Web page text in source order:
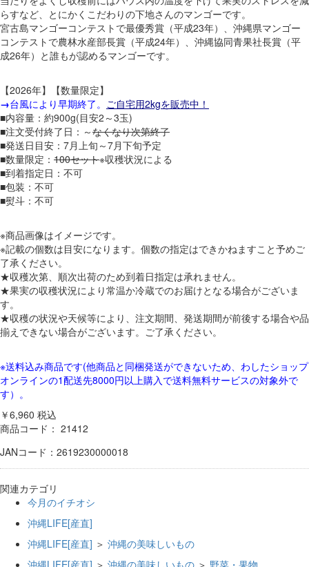
らすなど、とにかくこだわりの下地さんのマンゴーです。
宮古島マンゴーコンテストで最優秀賞（平成23年）、沖縄県マンゴー
コンテストで農林水産部長賞（平成24年）、沖縄協同青果社長賞（平
成26年）と誰もが認めるマンゴーです。
【2026年】【数量限定】
→台風により早期終了。 ご自宅用2kgを販売中！
■内容量：約900g(目安2～3玉)
■注文受付終了日：～なくなり次第終了
■発送日目安：7月上旬～7月下旬予定
■数量限定： 100セット※収穫状況による
■到着指定日：不可
■包装：不可
■熨斗：不可
※商品画像はイメージです。
※記載の個数は目安になります。個数の指定はできかねますこと予めご
了承ください。
★収穫次第、順次出荷のため到着日指定は承れません。
★果実の収穫状況により常温か冷蔵でのお届けとなる場合がございま
す。
★収穫の状況や天候等により、注文期間、発送期間が前後する場合や品
揃えできない場合がございます。ご了承ください。
※送料込み商品です(他商品と同梱発送ができないため、わしたショップ
オンラインの1配送先8000円以上購入で送料無料サービスの対象外で
す）。
￥6,960 税込
商品コード： 21412
JANコード：2619230000018
関連カテゴリ
今月のイチオシ
沖縄LIFE[産直]
沖縄LIFE[産直] ＞ 沖縄の美味しいもの
沖縄LIFE[産直] ＞ 沖縄の美味しいもの ＞ 野菜・果物